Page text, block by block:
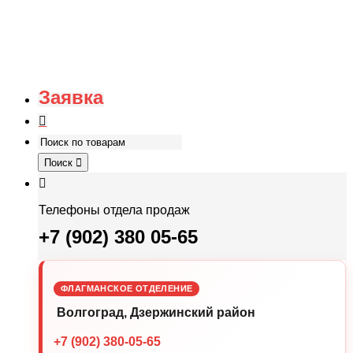
Заявка
Поиск
Телефоны отдела продаж
+7 (902) 380 05-65
ФЛАГМАНСКОЕ ОТДЕЛЕНИЕ
Волгоград, Дзержинский район
+7 (902) 380-05-65